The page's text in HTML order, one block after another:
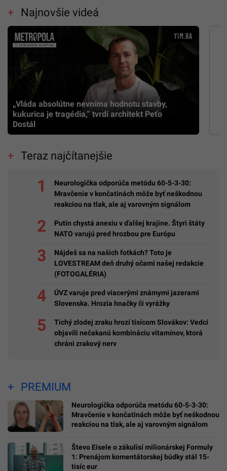
Najnovšie videá
„Vláda absolútne nevníma hodnotu stavby,
kukurica je tragédia,” tvrdí architekt Peťo
Dostál
Teraz najčítanejšie
Neurologička odporúča metódu 60-5-3-30:
Mravčenie v končatinách môže byť neškodnou
reakciou na tlak, ale aj varovným signálom
Putin chystá anexiu v ďalšej krajine. Štyri štáty
NATO varujú pred hrozbou pre Európu
Nájdeš sa na našich fotkách? Toto je
LOVESTREAM deň druhý očami našej redakcie
(FOTOGALÉRIA)
ÚVZ varuje pred viacerými známymi jazerami
Slovenska. Hrozia hnačky či vyrážky
Tichý zlodej zraku hrozí tisícom Slovákov: Vedci
objavili nečakanú kombináciu vitamínov, ktorá
chráni zrakový nerv
PREMIUM
Neurologička odporúča metódu 60-5-3-30:
Mravčenie v končatinách môže byť neškodnou
reakciou na tlak, ale aj varovným signálom
Števo Eisele o zákulisí milionárskej Formuly
1: Prenájom komentátorskej búdky stál 15-
tisíc eur